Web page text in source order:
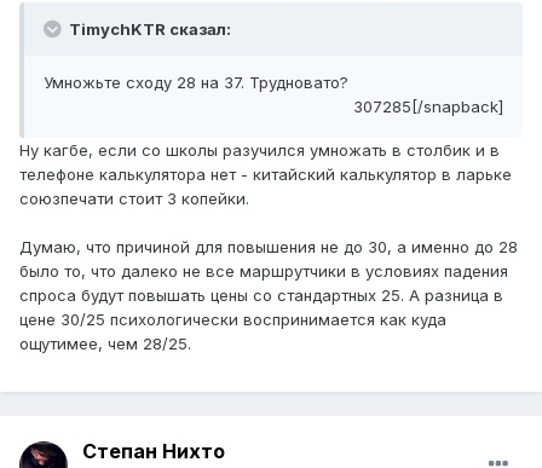
TimychKTR сказал:
Умножьте сходу 28 на 37. Трудновато?
307285[/snapback]
Ну кагбе, если со школы разучился умножать в столбик и в
телефоне калькулятора нет - китайский калькулятор в ларьке
союзпечати стоит 3 копейки.
Думаю, что причиной для повышения не до 30, а именно до 28
было то, что далеко не все маршрутчики в условиях падения
спроса будут повышать цены со стандартных 25. А разница в
цене 30/25 психологически воспринимается как куда
ощутимее, чем 28/25.
Степан Нихто